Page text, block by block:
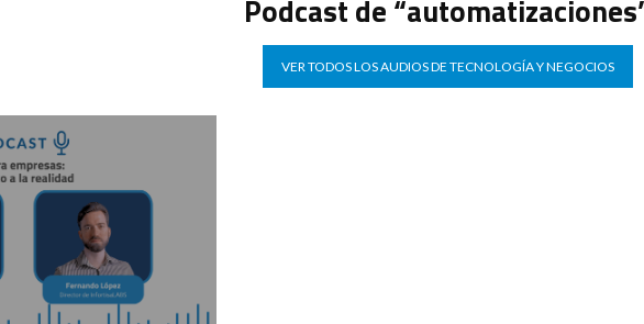
Podcast de
VER TODOS LOS AUDIOS DE TECNOLOGÍA Y NEGOCIOS